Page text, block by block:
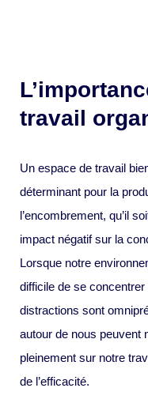
travail
Un espace de travail
déterminant pour la
l’encombrement, qu’il
impact négatif sur la
Lorsque notre
difficile de se
distractions sont
autour de nous peuvent
pleinement sur notre
de l’efficacité.